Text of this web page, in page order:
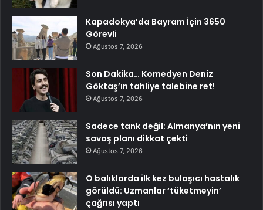
Kapadokya’da Bayram İçin 3650
Görevli
Ağustos 7, 2026
Son Dakika… Komedyen Deniz
Göktaş’ın tahliye talebine ret!
Ağustos 7, 2026
Sadece tank değil: Almanya’nın yeni
savaş planı dikkat çekti
Ağustos 7, 2026
O balıklarda ilk kez bulaşıcı hastalık
görüldü: Uzmanlar ‘tüketmeyin’
çağrısı yaptı